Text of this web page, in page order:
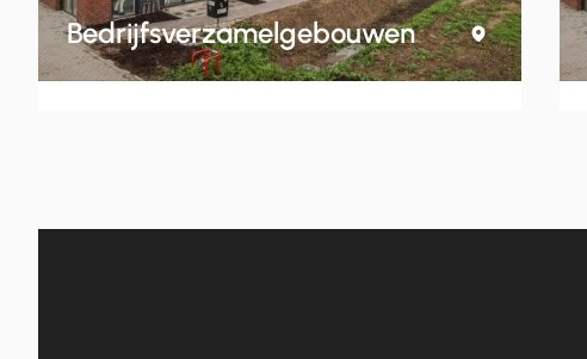
Bedrijfsverzamelgebouwen